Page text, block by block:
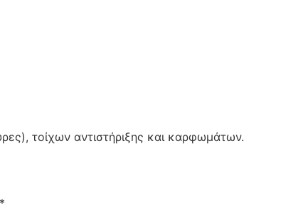
τοίχων αντιστήριξης και καρφωμάτων.
*